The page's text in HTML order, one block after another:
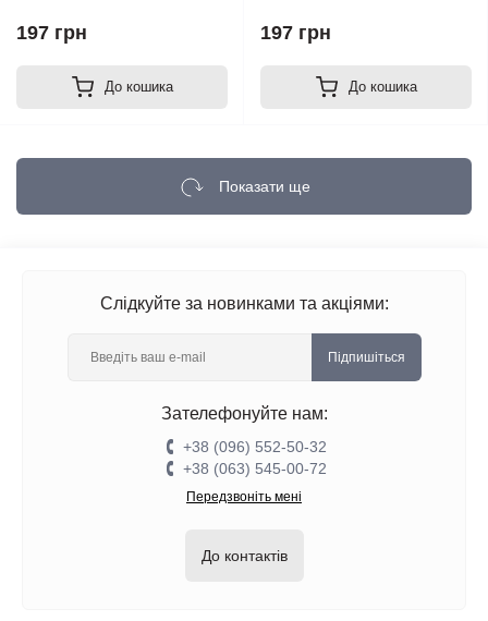
197 грн
До кошика
197 грн
До кошика
Показати ще
Слідкуйте за новинками та акціями:
Підпишіться
Зателефонуйте нам:
+38 (096) 552-50-32
+38 (063) 545-00-72
Передзвоніть мені
До контактів